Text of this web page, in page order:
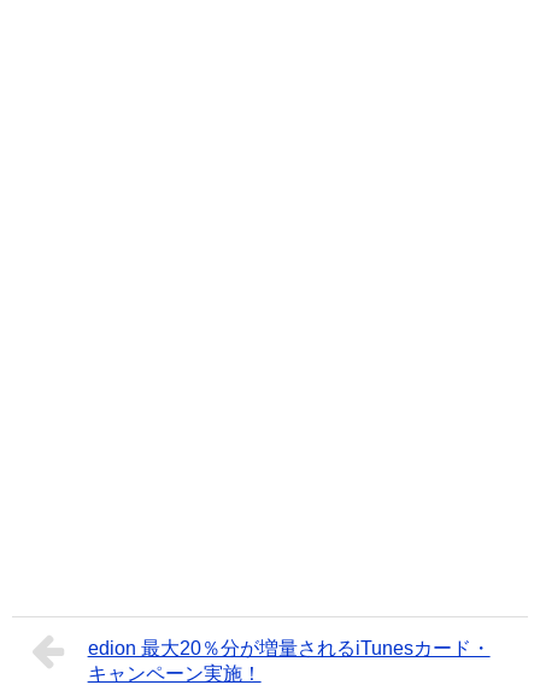
edion 最大20％分が増量されるiTunesカード・
キャンペーン実施！